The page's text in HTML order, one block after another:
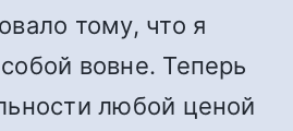
тому, что я
вовне. Теперь
любой ценой